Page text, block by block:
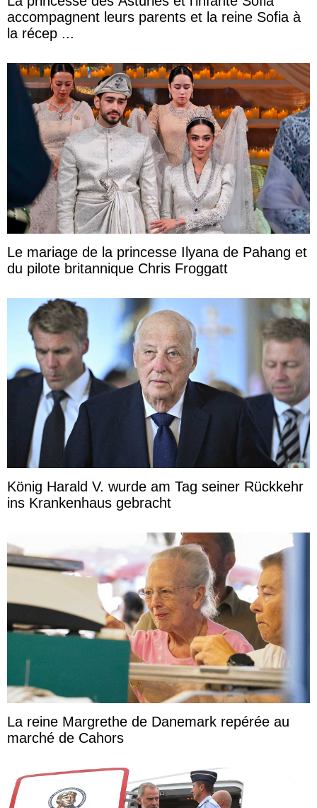
accompagnent leurs parents et la reine Sofia à
la récep ...
Le mariage de la princesse Ilyana de Pahang et
du pilote britannique Chris Froggatt
König Harald V. wurde am Tag seiner Rückkehr
ins Krankenhaus gebracht
La reine Margrethe de Danemark repérée au
marché de Cahors